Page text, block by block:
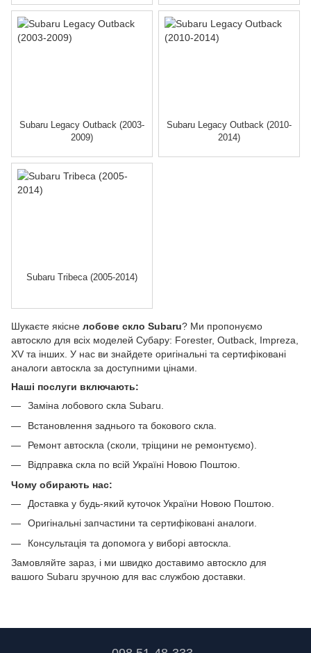
Шукаєте якісне лобове скло Subaru? Ми пропонуємо
автоскло для всіх моделей Субару: Forester, Outback, Impreza,
XV та інших. У нас ви знайдете оригінальні та сертифіковані
аналоги автоскла за доступними цінами.
Наші послуги включають:
Заміна лобового скла Subaru.
Встановлення заднього та бокового скла.
Ремонт автоскла (сколи, тріщини не ремонтуємо).
Відправка скла по всій Україні Новою Поштою.
Чому обирають нас:
Доставка у будь-який куточок України Новою Поштою.
Оригінальні запчастини та сертифіковані аналоги.
Консультація та допомога у виборі автоскла.
Замовляйте зараз, і ми швидко доставимо автоскло для
вашого Subaru зручною для вас службою доставки.
Subaru Legacy Outback (2003-
2009)
Subaru Legacy Outback (2010-
2014)
Subaru Tribeca (2005-2014)